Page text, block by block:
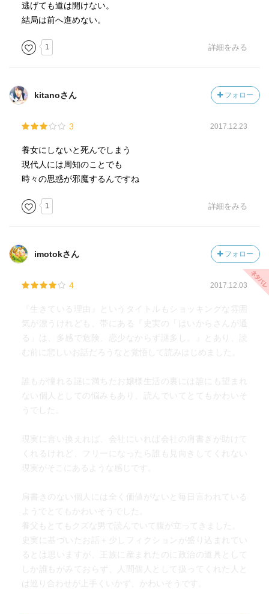
逃げても道は開けない。
結局は前へ進めない。
1 詳細をみる
kitanoさん フォロー
3 2017.12.23
養女にしないと死んでしまう
現代人には周知のことでも
時々の思惑が邪魔するんですね
1 詳細をみる
imotokさん フォロー
4 2017.12.03
『生きている理由』というタイトルもショッキングな雰囲
気が漂うけれども、帯にある『史実の「はいからさんが通
る」は、多感で危険、恋少なからず謎多し。』とあり、読
む前に悲しいお話だろうなと覚悟して読みはじめました。
誰もが憧れる謎に満ちたお嬢様生活の裏には誰にも望まれ
ない個人としての悩みもあり、読んでいてとてもかわいそ
うでした。
現実に言い換えれば、会社にいれば会社の肩書きが助けて
くれるけれど、フリーになったら誰も見向きしてくれない
現実がそこにあるような感じです。
肩書きのない個人には全く価値がないと毎日言われている
ようでとてもかわいそうでした。
養父もとてもクズな男で読んでいて腹が立ってきました。
史実に基づいたお話＋少しフィクションが盛り込まれてい
るとは思いますが、王族に産まれたのに政治の道具として
しか誰もがみておらず、人間個人として扱ってくれた人と
は巡り合わせが上手くいかず、かわいそうです。